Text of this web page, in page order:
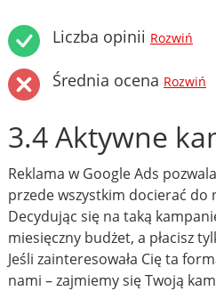
Liczba opinii Rozwiń
Średnia ocena Rozwiń
3.4 Aktywne
Reklama w Google Ads
przede wszystkim docierać do
Decydując się na taką
miesięczny budżet, a płacisz
Jeśli zainteresowała Cię ta
nami – zajmiemy się Twoją